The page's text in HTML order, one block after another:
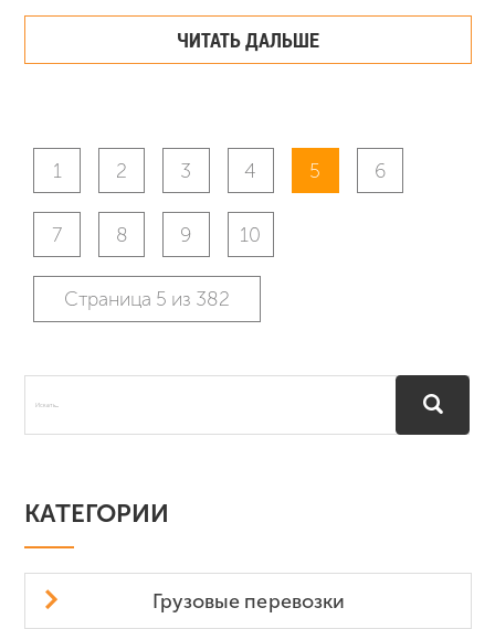
ЧИТАТЬ ДАЛЬШЕ
1 2 3 4 5 6
7 8 9 10
Страница 5 из 382
КАТЕГОРИИ
Грузовые перевозки